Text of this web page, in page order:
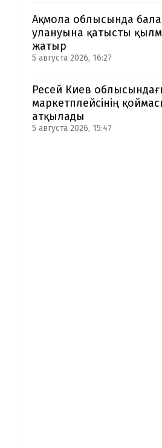
Ақмола облысында
улануына қатысты
жатыр
5 августа 2026, 16:27
Ресей Киев
маркетплейсінің
атқылады
5 августа 2026, 15:47